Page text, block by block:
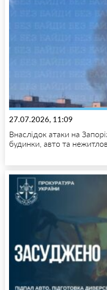
27.07.2026, 11:09
Внаслідок атаки на
будинки, авто та